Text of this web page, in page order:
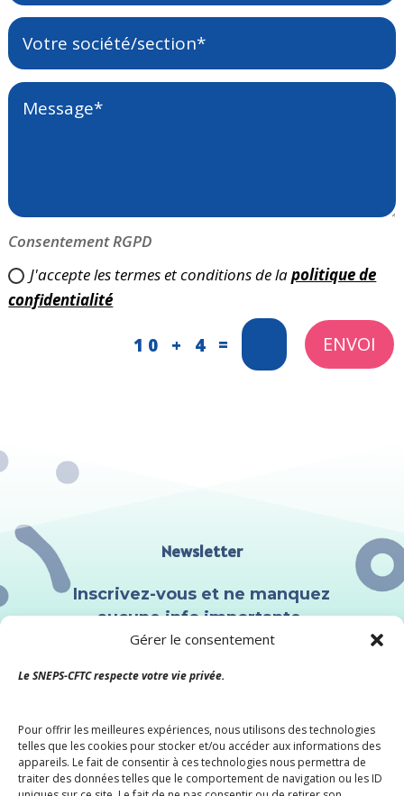
Gérer le consentement
Le SNEPS-CFTC respecte votre vie privée.
Pour offrir les meilleures expériences, nous utilisons des technologies
telles que les cookies pour stocker et/ou accéder aux informations des
appareils. Le fait de consentir à ces technologies nous permettra de
traiter des données telles que le comportement de navigation ou les ID
Consentement RGPD
J'accepte les termes et conditions de lapolitique de
confidentialité
10 + 4 = ENVOI
Newsletter
Inscrivez-vous et ne manquez
aucune info importante.
Nous ne spammons pas ! Consultez